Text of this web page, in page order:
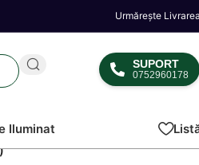
Urmărește Livrarea
SUPORT
0752960178
Iluminat